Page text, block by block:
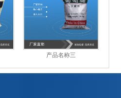
产品名称三